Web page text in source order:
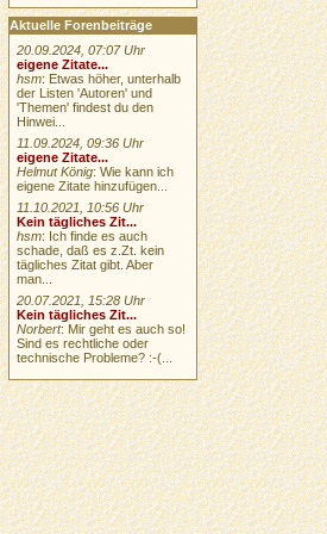
Aktuelle Forenbeiträge
20.09.2024, 07:07 Uhr
eigene Zitate...
hsm: Etwas höher, unterhalb
der Listen 'Autoren' und
'Themen' findest du den
Hinwei...
11.09.2024, 09:36 Uhr
eigene Zitate...
Helmut König: Wie kann ich
eigene Zitate hinzufügen...
11.10.2021, 10:56 Uhr
Kein tägliches Zit...
hsm: Ich finde es auch
schade, daß es z.Zt. kein
tägliches Zitat gibt. Aber
man...
20.07.2021, 15:28 Uhr
Kein tägliches Zit...
Norbert: Mir geht es auch so!
Sind es rechtliche oder
technische Probleme? :-(...